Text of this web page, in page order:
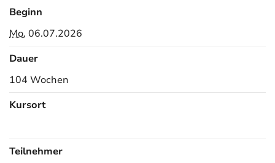
Beginn
Mo. 06.07.2026
Dauer
104 Wochen
Kursort
Teilnehmer